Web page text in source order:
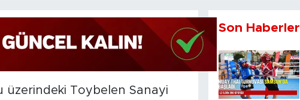
üzerindeki Toybelen Sanayi
Son Haberler